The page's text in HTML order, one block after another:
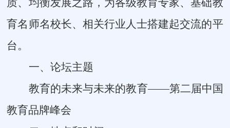
育名师名校长、相关行业人士搭建起交流的平
台。
一、论坛主题
教育的未来与未来的教育——第二届中国
教育品牌峰会